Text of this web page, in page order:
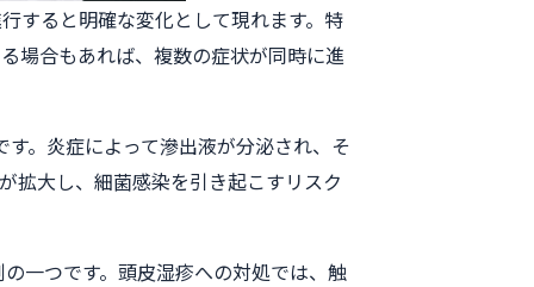
すると明確な変化として現れます。特
場合もあれば、複数の症状が同時に進
。炎症によって滲出液が分泌され、そ
拡大し、細菌感染を引き起こすリスク
一つです。頭皮湿疹への対処では、触